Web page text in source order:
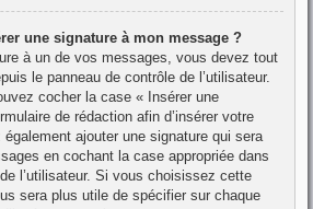
une signature à mon message ?
à un de vos messages, vous devez tout
le panneau de contrôle de l’utilisateur.
cocher la case « Insérer une
de rédaction afin d’insérer votre
ajouter une signature qui sera
en cochant la case appropriée dans
l’utilisateur. Si vous choisissez cette
sera plus utile de spécifier sur chaque